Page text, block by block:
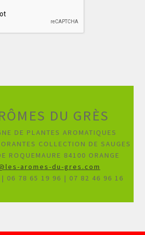
DU GRÈS
DE PLANTES AROMATIQUES
COLLECTION DE SAUGES
ROQUEMAURE 84100 ORANGE
aromes-du-gres.com
06 78 65 19 96 | 07 82 46 96 16